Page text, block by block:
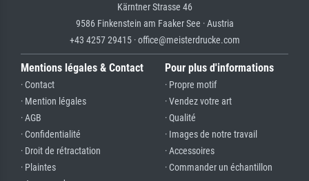
Kärntner Strasse 46
9586 Finkenstein am Faaker See · Austria
+43 4257 29415 · office@meisterdrucke.com
Mentions légales & Contact
· Contact
· Mention légales
· AGB
· Confidentialité
· Droit de rétractation
· Plaintes
Pour plus d'informations
· Propre motif
· Vendez votre art
· Qualité
· Images de notre travail
· Accessoires
· Commander un échantillon